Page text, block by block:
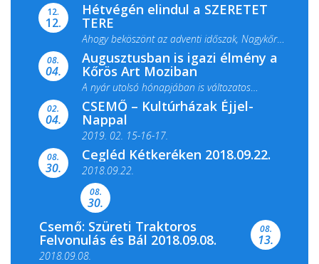
12.
12.
Hétvégén elindul a SZERETET
TERE
Ahogy beköszönt az adventi időszak, Nagykőrös
ismét megtelik ünnepi fénnyel és közös...
08.
04.
Augusztusban is igazi élmény a
Kőrös Art Moziban
A nyár utolsó hónapjában is változatos
filmkínálattal, családi...
02.
04.
CSEMŐ – Kultúrházak Éjjel-
Nappal
2019. 02. 15-16-17.
Színes és tartalmas programokkal várja a
Csemői Községi Könyvtár és...
08.
30.
Cegléd Kétkeréken 2018.09.22.
2018.09.22.
08.
30.
Csemő: Szüreti Traktoros
Felvonulás és Bál 2018.09.08.
2018.09.08.
08.
13.